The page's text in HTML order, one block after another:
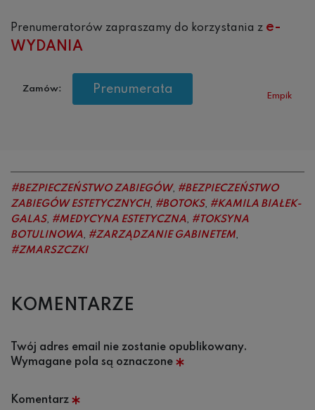
Prenumeratorów zapraszamy do korzystania z e-
WYDANIA
Zamów: Prenumerata
Empik
BEZPIECZEŃSTWO ZABIEGÓW,
BEZPIECZEŃSTWO
ZABIEGÓW ESTETYCZNYCH, BOTOKS,
KAMILA BIAŁEK-
GALAS, MEDYCYNA ESTETYCZNA,
TOKSYNA
BOTULINOWA, ZARZĄDZANIE GABINETEM,
ZMARSZCZKI
KOMENTARZE
Twój adres email nie zostanie opublikowany.
Wymagane pola są oznaczone
Komentarz